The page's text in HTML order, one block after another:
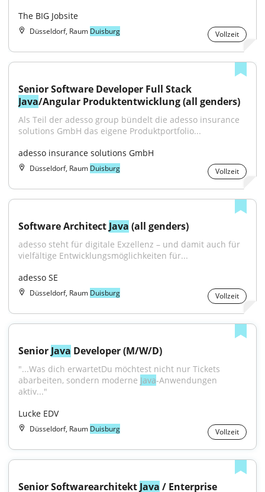
The BIG Jobsite
Düsseldorf, Raum Duisburg Vollzeit
Java/Angular Produktentwicklung (all genders)
Als Teil der adesso group bündelt die adesso insurance
solutions GmbH das eigene Produktportfolio...
adesso insurance solutions GmbH
Düsseldorf, Raum Duisburg Vollzeit
Software Architect Java (all genders)
adesso steht für digitale Exzellenz – und damit auch für
vielfältige Entwicklungsmöglichkeiten für...
adesso SE
Düsseldorf, Raum Duisburg Vollzeit
Senior Java Developer (M/W/D)
"...Was dich erwartetDu möchtest nicht nur Tickets
abarbeiten, sondern moderne Java-Anwendungen
aktiv..."
Lucke EDV
Düsseldorf, Raum Duisburg Vollzeit
Senior Softwarearchitekt Java / Enterprise